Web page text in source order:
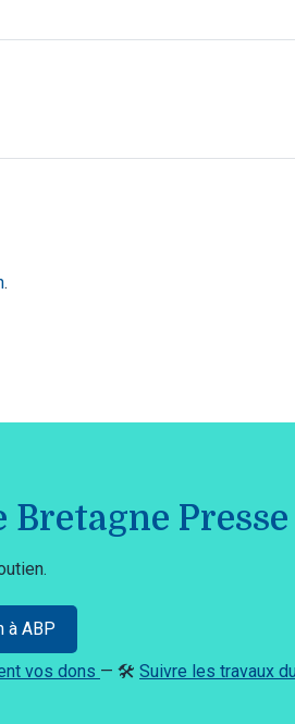
.
Bretagne
à ABP
vos dons — 🛠️ Suivre les travaux